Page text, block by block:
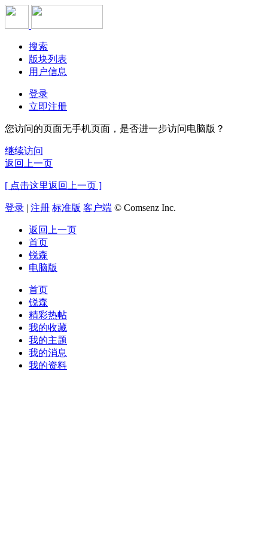
搜索
版块列表
用户信息
登录
立即注册
您访问的页面无手机页面，是否进一步访问电脑版？
继续访问
返回上一页
[ 点击这里返回上一页 ]
登录 | 注册 标准版 客户端 © Comsenz Inc.
返回上一页
首页
锐森
电脑版
首页
锐森
精彩热帖
我的收藏
我的主题
我的消息
我的资料